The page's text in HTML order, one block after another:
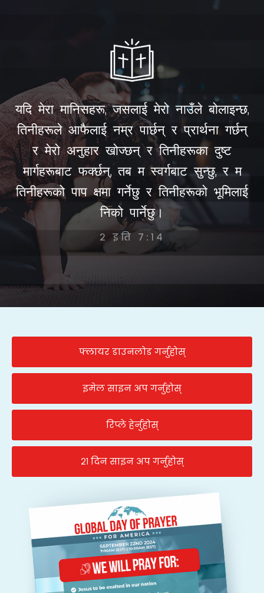
यदि मेरा मानिसहरू, जसलाई मेरो नाउँले बोलाइन्छ,
तिनीहरूले आफैलाई नम्र पार्छन् र प्रार्थना गर्छन्
र मेरो अनुहार खोज्छन् र तिनीहरूका दुष्ट
मार्गहरूबाट फर्क्छन्, तब म स्वर्गबाट सुन्छु, र म
तिनीहरूको पाप क्षमा गर्नेछु र तिनीहरूको भूमिलाई
निको पार्नेछु।
२ इति ७:१४
फ्लायर डाउनलोड गर्नुहोस्
इमेल साइन अप गर्नुहोस्
रिप्ले हेर्नुहोस्
२१ दिन साइन अप गर्नुहोस्